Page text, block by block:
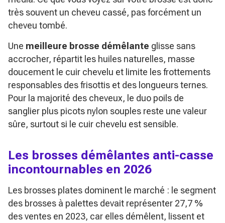
très souvent un cheveu cassé, pas forcément un
cheveu tombé.
Une meilleure brosse démêlante glisse sans
accrocher, répartit les huiles naturelles, masse
doucement le cuir chevelu et limite les frottements
responsables des frisottis et des longueurs ternes.
Pour la majorité des cheveux, le duo poils de
sanglier plus picots nylon souples reste une valeur
sûre, surtout si le cuir chevelu est sensible.
Les brosses démêlantes anti-casse
incontournables en 2026
Les brosses plates dominent le marché : le segment
des brosses à palettes devait représenter 27,7 %
des ventes en 2023, car elles démêlent, lissent et